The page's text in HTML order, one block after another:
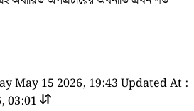
May 15 2026, 19:43 Updated At :
03:01